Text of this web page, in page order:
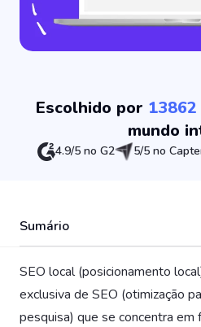
Escolhido por 13862
mundo
4.9/5 no G2 5/5 no
Sumário
SEO local (posicionamento
exclusiva de SEO (otimização
pesquisa) que se concentra em